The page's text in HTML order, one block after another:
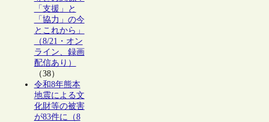
「支援」と
「協力」の今
とこれから」
（8/21・オン
ライン、録画
配信あり）
（38）
令和8年熊本
地震による文
化財等の被害
が83件に（8